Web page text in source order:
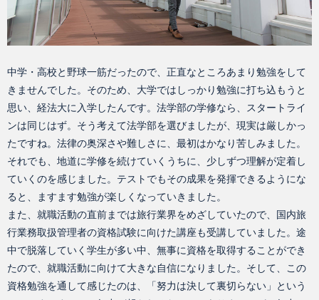
中学・高校と野球一筋だったので、正直なところあまり勉強をして
きませんでした。そのため、大学ではしっかり勉強に打ち込もうと
思い、経法大に入学したんです。法学部の学修なら、スタートライ
ンは同じはず。そう考えて法学部を選びましたが、現実は厳しかっ
たですね。法律の奥深さや難しさに、最初はかなり苦しみました。
それでも、地道に学修を続けていくうちに、少しずつ理解が定着し
ていくのを感じました。テストでもその成果を発揮できるようにな
ると、ますます勉強が楽しくなっていきました。
また、就職活動の直前までは旅行業界をめざしていたので、国内旅
行業務取扱管理者の資格試験に向けた講座も受講していました。途
中で脱落していく学生が多い中、無事に資格を取得することができ
たので、就職活動に向けて大きな自信になりました。そして、この
資格勉強を通して感じたのは、「努力は決して裏切らない」という